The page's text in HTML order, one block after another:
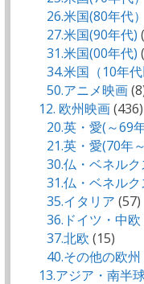
26.米国(80年代）
27.米国(90年代)
31.米国(00年代)
34.米国（10年代
50.アニメ映画
12. 欧州映画(436)
20.英・愛(～69
21.英・愛(70年
30.仏・ベネル
31.仏・ベネル
35.イタリア (57)
36.ドイツ・中欧
37.北欧 (15)
40.その他の欧州
13.アジア・南半